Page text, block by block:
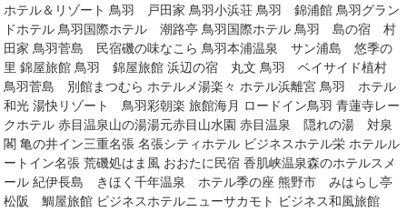
ホテル＆リゾート 鳥羽 戸田家 鳥羽小浜荘 鳥羽 錦浦館 鳥羽グラン
ドホテル 鳥羽国際ホテル 潮路亭 鳥羽国際ホテル 鳥羽 島の宿 村
田家 鳥羽菅島 民宿磯の味なこら 鳥羽本浦温泉 サン浦島 悠季の
里 錦屋旅館 鳥羽 錦屋旅館 浜辺の宿 丸文 鳥羽 ベイサイド植村
鳥羽菅島 別館まつむら ホテルメ湯楽々 ホテル浜離宮 鳥羽 ホテル
和光 湯快リゾート 鳥羽彩朝楽 旅館海月 ロードイン鳥羽 青蓮寺レー
クホテル 赤目温泉山の湯湯元赤目山水園 赤目温泉 隠れの湯 対泉
閣 亀の井イン三重名張 名張シティホテル ビジネスホテル栄 ホテルル
ートイン名張 荒磯処はま風 おおたに民宿 香肌峡温泉森のホテルスメ
ール 紀伊長島 きほく千年温泉 ホテル季の座 熊野市 みはらし亭
松阪 鯛屋旅館 ビジネスホテルニューサカモト ビジネス和風旅館